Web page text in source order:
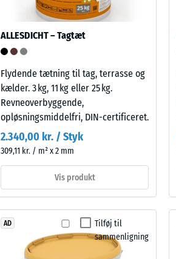
ALLESDICHT – Tagtæt
Flydende tætning til tag, terrasse og
kælder. 3 kg, 11 kg eller 25 kg.
Revneoverbyggende,
opløsningsmiddelfri, DIN-certificeret.
2.340,00 kr. / Styk
309,11 kr. / m² x 2 mm
Vis produkt
Tilføj til
sammenligning
AD